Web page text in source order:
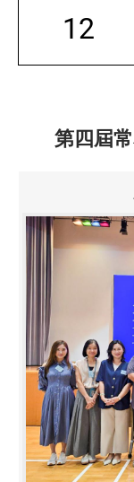
12
第四屆